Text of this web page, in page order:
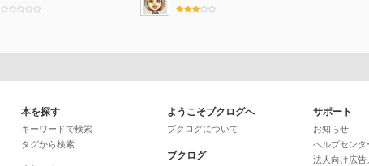
本を探す
キーワードで検索
タグから検索
ようこそブクログへ
ブクログについて
ブクログ
サポート
お知らせ
ヘルプセンタ
法人向け広告